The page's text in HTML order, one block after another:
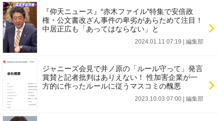
『仰天ニュース』“赤木ファイル”特集で安倍政
権・公文書改ざん事件の卑劣があらためて注目！
中居正広も「あってはならない」と
2024.01.11 07:19 編集部
ジャニーズ会見で井ノ原の「ルール守って」発言
賞賛と記者批判はありえない！ 性加害企業が一
方的に作ったルールに従うマスコミの醜悪
2023.10.03 07:00 編集部